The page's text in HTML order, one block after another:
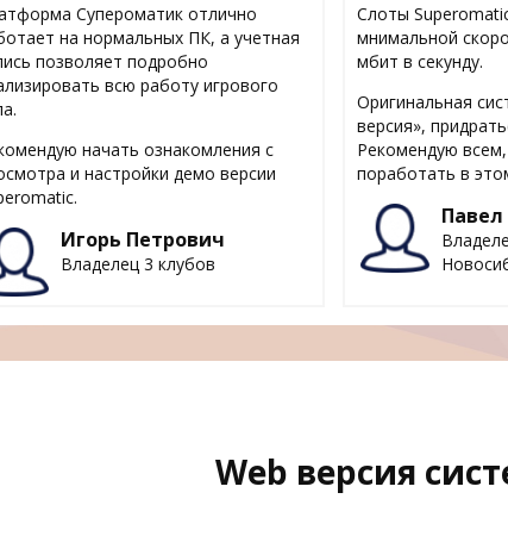
Супероматик отлично
на нормальных ПК, а учетная
позволяет подробно
всю работу игрового
начать ознакомления с
и настройки демо версии
Игорь Петрович
Владелец 3 клубов
Слоты
мнимальной
мбит в секунду.
Оригинальная
версия»,
Рекомендую
поработать в
Павел
Web версия